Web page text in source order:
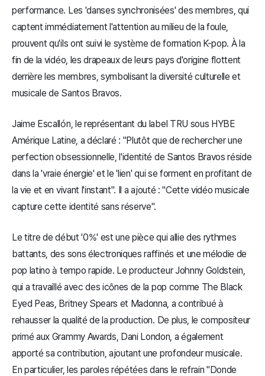
performance. Les 'danses synchronisées' des membres, qui
captent immédiatement l'attention au milieu de la foule,
prouvent qu'ils ont suivi le système de formation K-pop. À la
fin de la vidéo, les drapeaux de leurs pays d'origine flottent
derrière les membres, symbolisant la diversité culturelle et
musicale de Santos Bravos.
Jaime Escallón, le représentant du label TRU sous HYBE
Amérique Latine, a déclaré : "Plutôt que de rechercher une
perfection obsessionnelle, l'identité de Santos Bravos réside
dans la 'vraie énergie' et le 'lien' qui se forment en profitant de
la vie et en vivant l'instant". Il a ajouté : "Cette vidéo musicale
capture cette identité sans réserve".
Le titre de début '0%' est une pièce qui allie des rythmes
battants, des sons électroniques raffinés et une mélodie de
pop latino à tempo rapide. Le producteur Johnny Goldstein,
qui a travaillé avec des icônes de la pop comme The Black
Eyed Peas, Britney Spears et Madonna, a contribué à
rehausser la qualité de la production. De plus, le compositeur
primé aux Grammy Awards, Dani London, a également
apporté sa contribution, ajoutant une profondeur musicale.
En particulier, les paroles répétées dans le refrain "Donde